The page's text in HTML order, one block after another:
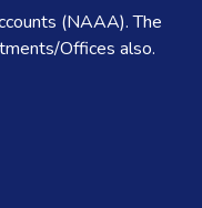
(NAAA). The
Offices also.